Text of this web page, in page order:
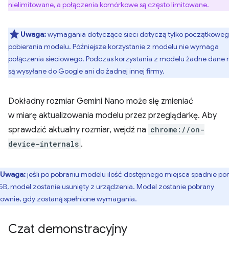
nielimitowane, a połączenia komórkowe są często limitowane.
Uwaga:wymagania dotyczące sieci dotyczą tylko
pobierania modelu. Późniejsze korzystanie z modelu nie wymaga
połączenia sieciowego. Podczas korzystania z modelu żadne dane
są wysyłane do Google ani do żadnej innej firmy.
Dokładny rozmiar Gemini Nano może się zmieniać
w miarę aktualizowania modelu przez przeglądarkę. Aby
sprawdzić aktualny rozmiar, wejdź na chrome://on-
device-internals .
Uwaga:jeśli po pobraniu modelu ilość dostępnego miejsca spadnie
model zostanie usunięty z urządzenia. Model zostanie pobrany
gdy zostaną spełnione wymagania.
Czat demonstracyjny